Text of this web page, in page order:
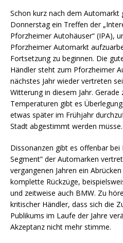
Schon kurz nach dem Automarkt
Donnerstag ein Treffen der
Pforzheimer Autohäuser“ (IPA),
Pforzheimer Automarkt
Fortsetzung zu beginnen. Die
Händler steht zum Pforzheimer
nächstes Jahr wieder vertreten
Witterung in diesem Jahr.
Temperaturen gibt es
etwas später im Frühjahr
Stadt abgestimmt werden müsse.
Dissonanzen gibt es offenbar bei
Segment” der Automarken
vergangenen Jahren ein
komplette Rückzüge,
und zeitweise auch BMW. Zu
kritischer Händler, dass sich die
Publikums im Laufe der Jahre
Akzeptanz nicht mehr stimme.